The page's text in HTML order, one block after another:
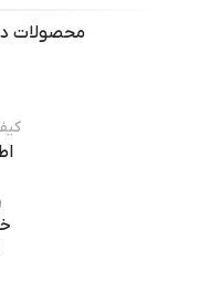
محصولات